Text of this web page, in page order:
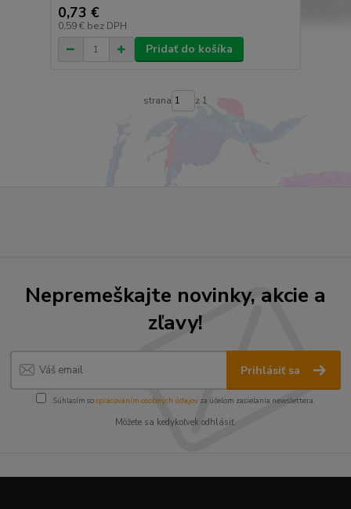
0,73 €
0,59 € bez DPH
Pridať do košíka
strana z 1
Nepremeškajte novinky, akcie a
zľavy!
Prihlásiť sa
Súhlasím sospracovaním osobných údajov za účelom zasielania newslettera.
Môžete sa kedykoľvek odhlásiť.